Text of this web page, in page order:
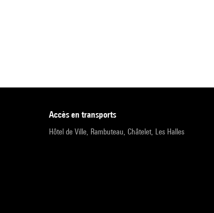
accès en transports
Hôtel de Ville, Rambuteau, Châtelet, Les Halles